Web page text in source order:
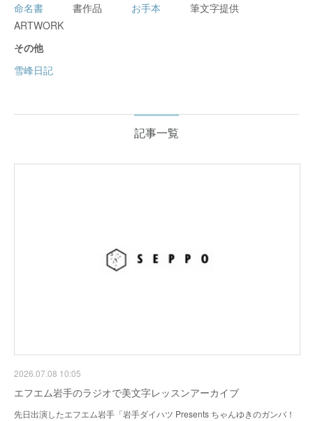
命名書 書作品 お手本 筆文字提供
ARTWORK
その他
雪峰日記
記事一覧
2026.07.08 10:05
エフエム岩手のラジオで美文字レッスンアーカイブ
先日出演したエフエム岩手「岩手ダイハツ Presents ちゃんゆきのガンバ！